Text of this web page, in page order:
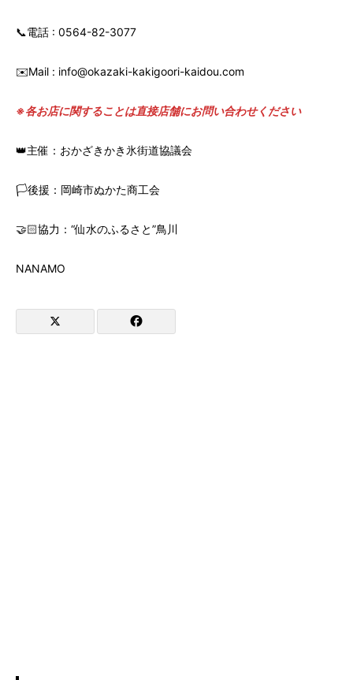
📞電話 : 0564-82-3077
✉️Mail : info@okazaki-kakigoori-kaidou.com
※各お店に関することは直接店舗にお問い合わせください
👑主催：おかざきかき氷街道協議会
🏳️後援：岡崎市ぬかた商工会
🤝🏻協力：“仙水のふるさと”鳥川
NANAMO